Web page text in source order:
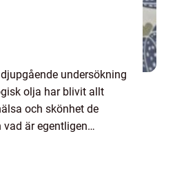
undersökning
olja har blivit allt
och skönhet de
vad är egentligen